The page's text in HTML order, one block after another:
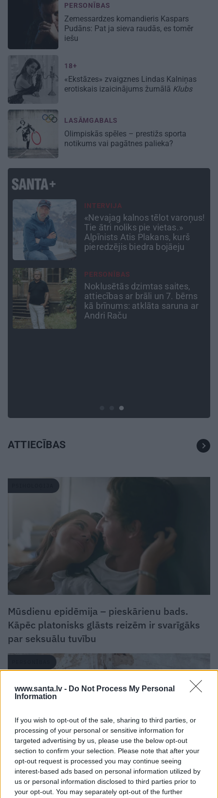
www.santa.lv - Do Not Process My Personal
Information
If you wish to opt-out of the sale, sharing to third parties, or
processing of your personal or sensitive information for
targeted advertising by us, please use the below opt-out
section to confirm your selection. Please note that after your
opt-out request is processed you may continue seeing
interest-based ads based on personal information utilized by
us or personal information disclosed to third parties prior to
your opt-out. You may separately opt-out of the further
PERSONĪBAS
Zemessardzes komandieris Kaspars
Pudāns: Pat ja sieva raudās, es tomēr
iešu
18+
«Ekstāzes» zvaigznes Lindas Kalniņas
erotiskais izaicinājums žurnālā Klubs
LASĀMGABALS
Olimpiskās spēles – prestižs sporta
notikums vai pagātnes palieka?
TAVS ĀRSTS
«Manā kabinetā bijusi teju visa
Liepāja.» Ārste Ingrīda
Gardovska par vairāk nekā 50
gadiem medicīnā
ATTIECĪBAS
Ko darīt, ja esi kopā ar
pieauguša vīrieša ķermenī
noslēpušos puišeli?
ATTIECĪBAS
Mūsdienu epidēmija – pieskārienu bads.
Kāpēc platonisks glāsts reizēm ir svarīgāks
par seksuālu tuvību
«Mana eksistences forma kopš bērnības –